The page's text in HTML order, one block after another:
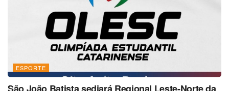
ESPORTE
São João Batista sediará Regional Leste-Norte da